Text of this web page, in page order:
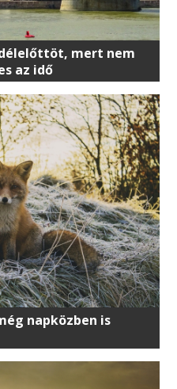
mert nem
az idő
napközben is